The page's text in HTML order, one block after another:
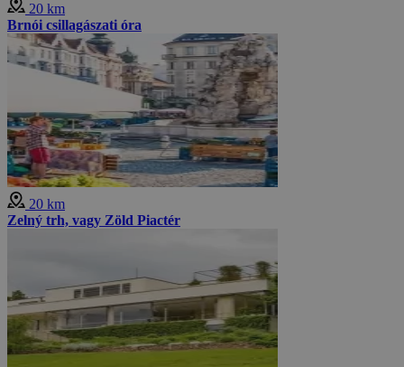
20 km
Brnói csillagászati óra
20 km
Zelný trh, vagy Zöld Piactér